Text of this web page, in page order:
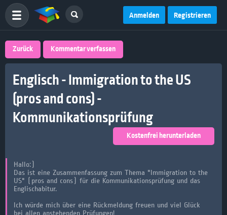
Anmelden Registrieren
Zurück Kommentar verfassen
Englisch - Immigration to the US
(pros and cons) -
Kommunikationsprüfung
Kostenfrei herunterladen
Hallo:)
Das ist eine Zusammenfassung zum Thema "Immigration to the
US" (pros and cons) für die Kommunikationsprüfung und das
Englischabitur.
Ich würde mich über eine Rückmeldung freuen und viel Glück
bei allen anstehenden Prüfungen!